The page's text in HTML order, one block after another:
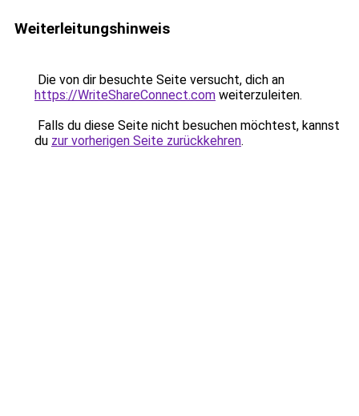
Weiterleitungshinweis
Die von dir besuchte Seite versucht, dich an
https://WriteShareConnect.com weiterzuleiten.
Falls du diese Seite nicht besuchen möchtest, kannst
du zur vorherigen Seite zurückkehren.